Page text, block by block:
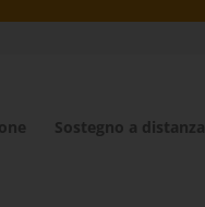
Sostegno a distanza